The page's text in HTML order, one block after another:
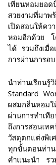
เทียนหอมยอ
สวยงามที่มา
เปิดสอนให้คว
หอมอีกด้วย โ
ได้ รวมถึงเมื่
การผ่านการอ
นำท่านเรีย
Standard
ผสมกลิ่นหอม
ผ่านการทำเ
ถึงการสอนเ
วัสดุตกแต่งพิเ
ทุกขั้นตอนท่าน
คำแนะนำ รว